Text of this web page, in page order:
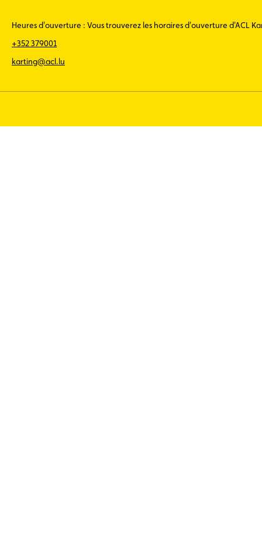
Heures d'ouverture : Vous trouverez les horaires d'ouverture d'ACL
+352 379001
karting@acl.lu